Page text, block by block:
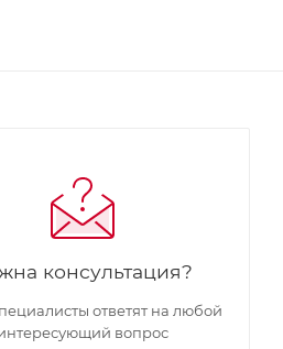
консультация?
ответят на любой
вопрос